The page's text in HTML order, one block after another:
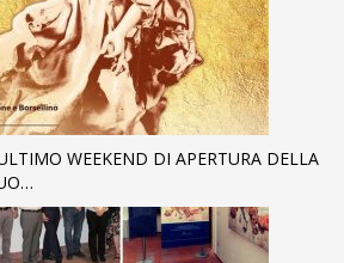
WEEKEND DI APERTURA DELLA